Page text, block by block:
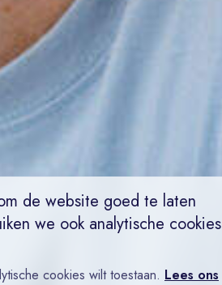
de website goed te laten
we ook analytische cookies
cookies wilt toestaan. Lees ons